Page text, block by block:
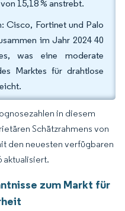
15,18 % anstrebt.
Cisco, Fortinet und Palo
im Jahr 2024 40
was eine moderate
Marktes für drahtlose
in diesem
Schätzrahmens von
den neuesten verfügbaren
aktualisiert.
zum Markt für